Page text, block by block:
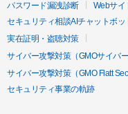
パスワード漏洩診断
Webサイ
セキュリティ相談AIチャットボッ
実在証明・盗聴対策
サイバー攻撃対策（GMOサイバ
サイバー攻撃対策（GMO Flatt
セキュリティ事業の軌跡